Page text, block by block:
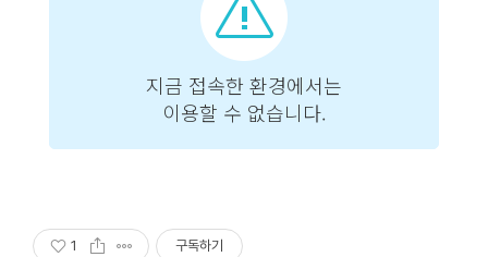
1 구독하기